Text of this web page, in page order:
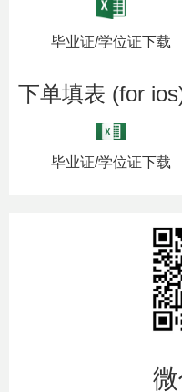
毕业证/学位证下载
下单填表 (for
毕业证/学位证下载